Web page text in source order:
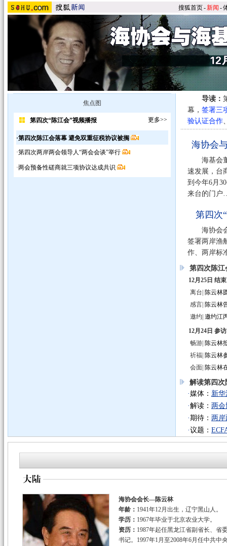
搜狐首页-新闻 -
焦点图
第四次“陈江会”视频播报 更多>>
·第四次陈江会落幕 避免双重征税协议被搁
·第四次两岸两会领导人“两会会谈”举行
·两会预备性磋商就三项协议达成共识
导读：
幕， 签署三
验认证合作
海协会
海基会董
速发展，台
到今年6月
来台的门
第四次
海协会会
签署两岸渔
作、两岸标
第四次陈江
12月25日 结
离台| 陈云林
感言| 陈云林
邀约| 邀约江
12月24日 参
畅游| 陈云林
祈福| 陈云林
会面| 陈云林
探访|探访南
12月23日 陆
座谈| 陆资来
项目| 台经济
期望| 大陆企
参访|陈云林
赴宴|台中市
参访|陈云林
12月22日 两
协议| 海峡两
议题|同意将
减灾|强化防
旅游|江丙坤
解读第四次
·媒体： 新
·解读： 两
·期待： 两
·议题：
海协会会长—陈云林
年龄： 1941年12月出生，辽宁黑山人。
学历： 1967年毕业于北京农业大学。
资历： 1987年起任黑龙江省副省长、省
书记。1997年1月至2008年6月任中共中